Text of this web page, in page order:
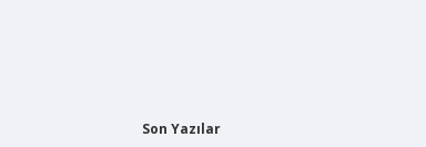
Son Yazılar